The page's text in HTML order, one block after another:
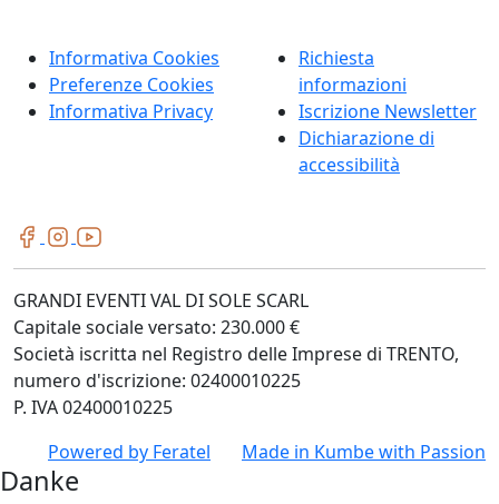
Informativa Cookies
Preferenze Cookies
Informativa Privacy
Richiesta
informazioni
Iscrizione Newsletter
Dichiarazione di
accessibilità
GRANDI EVENTI VAL DI SOLE SCARL
Capitale sociale versato: 230.000 €
Società iscritta nel Registro delle Imprese di TRENTO,
numero d'iscrizione: 02400010225
P. IVA 02400010225
Powered by Feratel Made in Kumbewith Passion
Danke